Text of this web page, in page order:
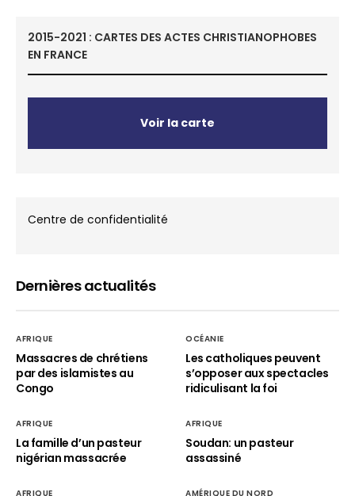
2015-2021 : CARTES DES ACTES CHRISTIANOPHOBES
EN FRANCE
Voir la carte
Centre de confidentialité
Dernières actualités
AFRIQUE
Massacres de chrétiens
par des islamistes au
Congo
OCÉANIE
Les catholiques peuvent
s’opposer aux spectacles
ridiculisant la foi
AFRIQUE
La famille d’un pasteur
nigérian massacrée
AFRIQUE
Soudan: un pasteur
assassiné
AFRIQUE AMÉRIQUE DU NORD